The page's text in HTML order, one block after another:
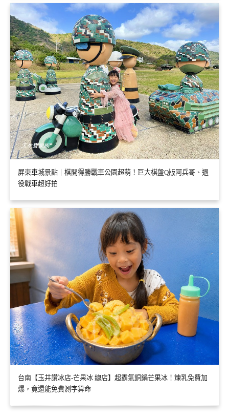
屏東車城景點｜棋開得勝戰車公園超萌！巨大棋盤Q版阿兵哥、退
役戰車超好拍
台南【玉井讚冰店-芒果冰 總店】超霸氣銅鍋芒果冰！煉乳免費加
爆，竟還能免費測字算命